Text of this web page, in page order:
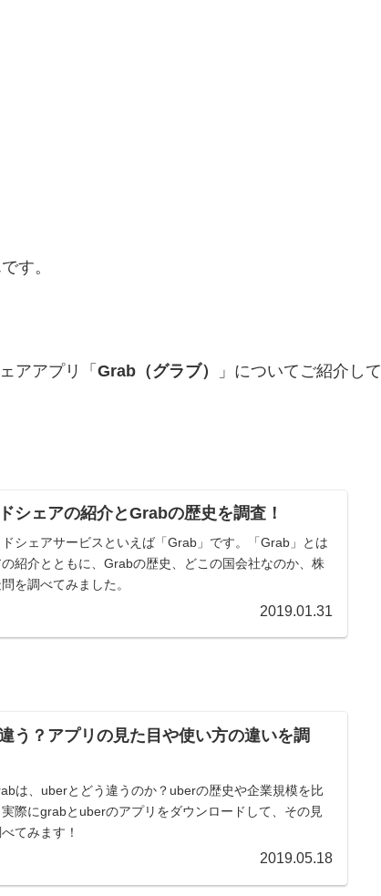
す。
アアプリ「 Grab（グラブ）
」についてご紹介して
シェアの紹介とGrabの歴史を調査！
シェアサービスといえば「Grab」です。「Grab」とは
紹介とともに、Grabの歴史、どこの国会社なのか、株
を調べてみました。
2019.01.31
う？アプリの見た目や使い方の違いを調
は、uberとどう違うのか？uberの歴史や企業規模を比
際にgrabとuberのアプリをダウンロードして、その見
てみます！
2019.05.18